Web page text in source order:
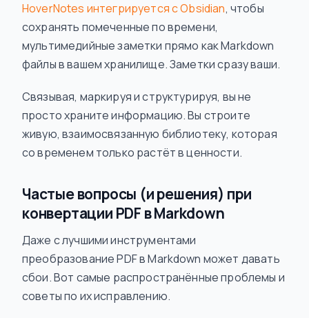
HoverNotes интегрируется с Obsidian, чтобы
сохранять помеченные по времени,
мультимедийные заметки прямо как Markdown
файлы в вашем хранилище. Заметки сразу ваши.
Связывая, маркируя и структурируя, вы не
просто храните информацию. Вы строите
живую, взаимосвязанную библиотеку, которая
со временем только растёт в ценности.
Частые вопросы (и решения) при
конвертации PDF в Markdown
Даже с лучшими инструментами
преобразование PDF в Markdown может давать
сбои. Вот самые распространённые проблемы и
советы по их исправлению.